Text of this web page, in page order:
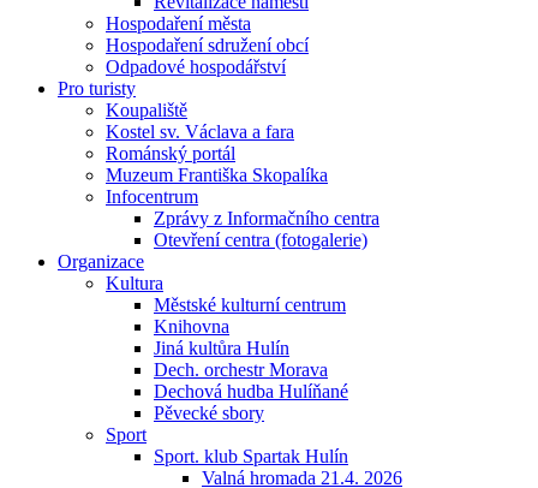
Hospodaření města
Hospodaření sdružení obcí
Odpadové hospodářství
Pro turisty
Koupaliště
Kostel sv. Václava a fara
Románský portál
Muzeum Františka Skopalíka
Infocentrum
Zprávy z Informačního centra
Otevření centra (fotogalerie)
Organizace
Kultura
Městské kulturní centrum
Knihovna
Jiná kultůra Hulín
Dech. orchestr Morava
Dechová hudba Hulíňané
Pěvecké sbory
Sport
Sport. klub Spartak Hulín
Valná hromada 21.4. 2026